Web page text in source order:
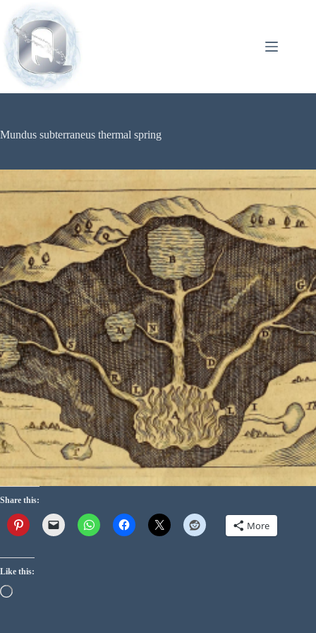
Mundus subterraneus thermal spring
Share this:
More
Like this: